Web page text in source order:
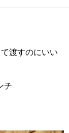
渡すのにいい
チ